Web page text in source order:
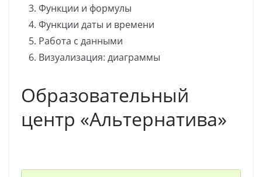
Функции и формулы
Функции даты и времени
Работа с данными
Визуализация: диаграммы
Образовательный
центр «Альтернатива»